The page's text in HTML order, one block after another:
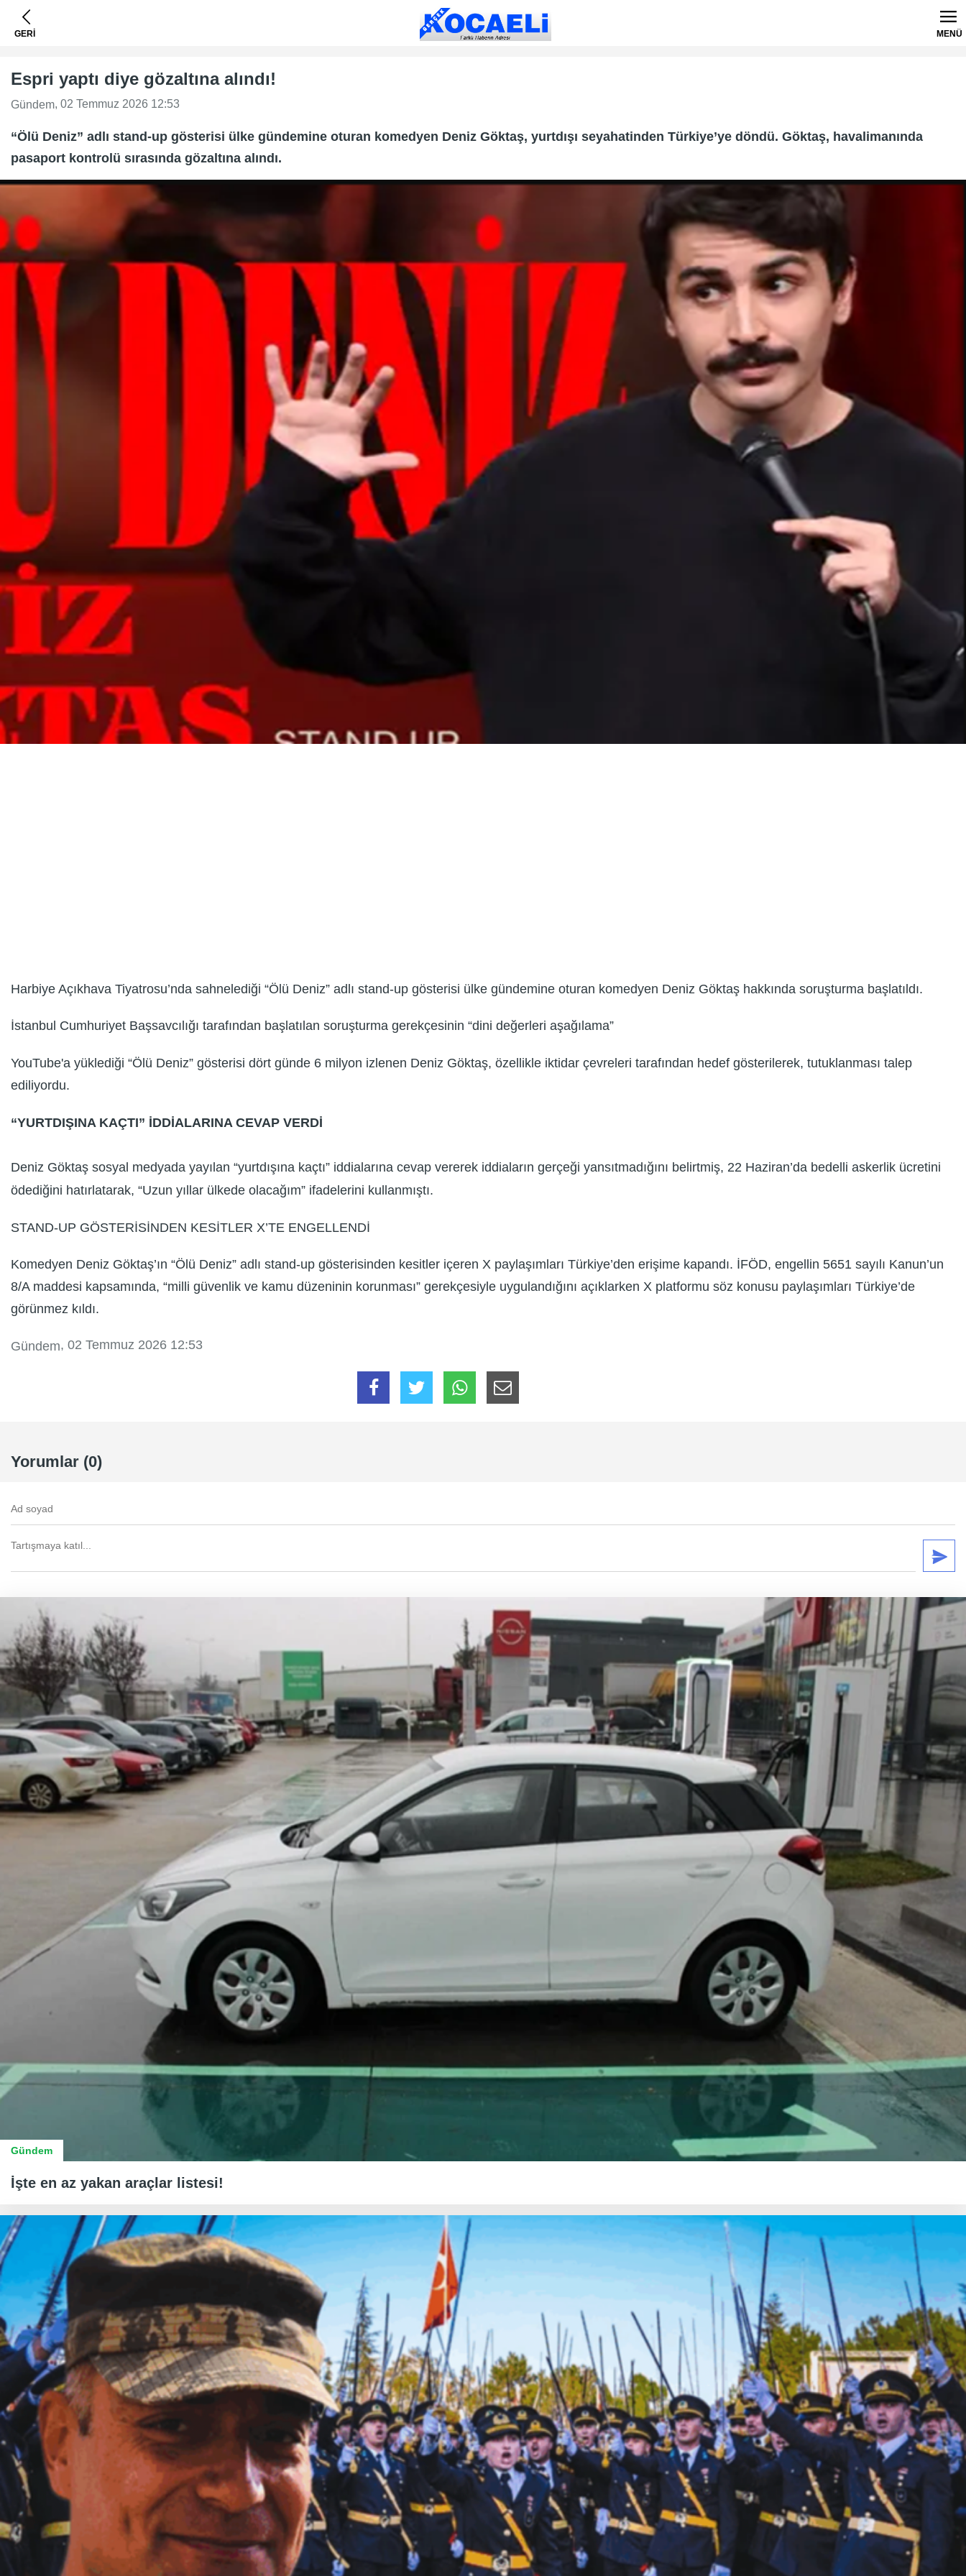
GERİ MENÜ
Espri yaptı diye gözaltına alındı!
Gündem, 02 Temmuz 2026 12:53
“Ölü Deniz” adlı stand-up gösterisi ülke gündemine oturan komedyen Deniz Göktaş, yurtdışı seyahatinden Türkiye’ye döndü. Göktaş, havalimanında
pasaport kontrolü sırasında gözaltına alındı.
Harbiye Açıkhava Tiyatrosu’nda sahnelediği “Ölü Deniz” adlı stand-up gösterisi ülke gündemine oturan komedyen Deniz Göktaş hakkında soruşturma başlatıldı.
İstanbul Cumhuriyet Başsavcılığı tarafından başlatılan soruşturma gerekçesinin “dini değerleri aşağılama”
YouTube'a yüklediği “Ölü Deniz” gösterisi dört günde 6 milyon izlenen Deniz Göktaş, özellikle iktidar çevreleri tarafından hedef gösterilerek, tutuklanması talep
ediliyordu.
“YURTDIŞINA KAÇTI” İDDİALARINA CEVAP VERDİ
Deniz Göktaş sosyal medyada yayılan “yurtdışına kaçtı” iddialarına cevap vererek iddiaların gerçeği yansıtmadığını belirtmiş, 22 Haziran’da bedelli askerlik ücretini
ödediğini hatırlatarak, “Uzun yıllar ülkede olacağım” ifadelerini kullanmıştı.
STAND-UP GÖSTERİSİNDEN KESİTLER X’TE ENGELLENDİ
Komedyen Deniz Göktaş’ın “Ölü Deniz” adlı stand-up gösterisinden kesitler içeren X paylaşımları Türkiye’den erişime kapandı. İFÖD, engellin 5651 sayılı Kanun’un
8/A maddesi kapsamında, “milli güvenlik ve kamu düzeninin korunması” gerekçesiyle uygulandığını açıklarken X platformu söz konusu paylaşımları Türkiye’de
görünmez kıldı.
Gündem, 02 Temmuz 2026 12:53
Yorumlar (0)
Gündem
İşte en az yakan araçlar listesi!